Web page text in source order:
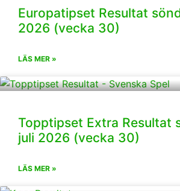
Europatipset Resultat
2026 (vecka 30)
LÄS MER »
Topptipset Extra Resultat
juli 2026 (vecka 30)
LÄS MER »